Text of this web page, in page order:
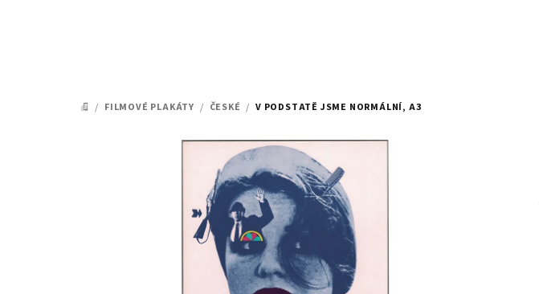
DOMŮ
/ FILMOVÉ PLAKÁTY / ČESKÉ / V PODSTATĚ JSME NORMÁLNÍ, A3